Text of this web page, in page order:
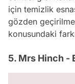
için temizlik
gözden
konusundaki
5. Mrs Hinch -